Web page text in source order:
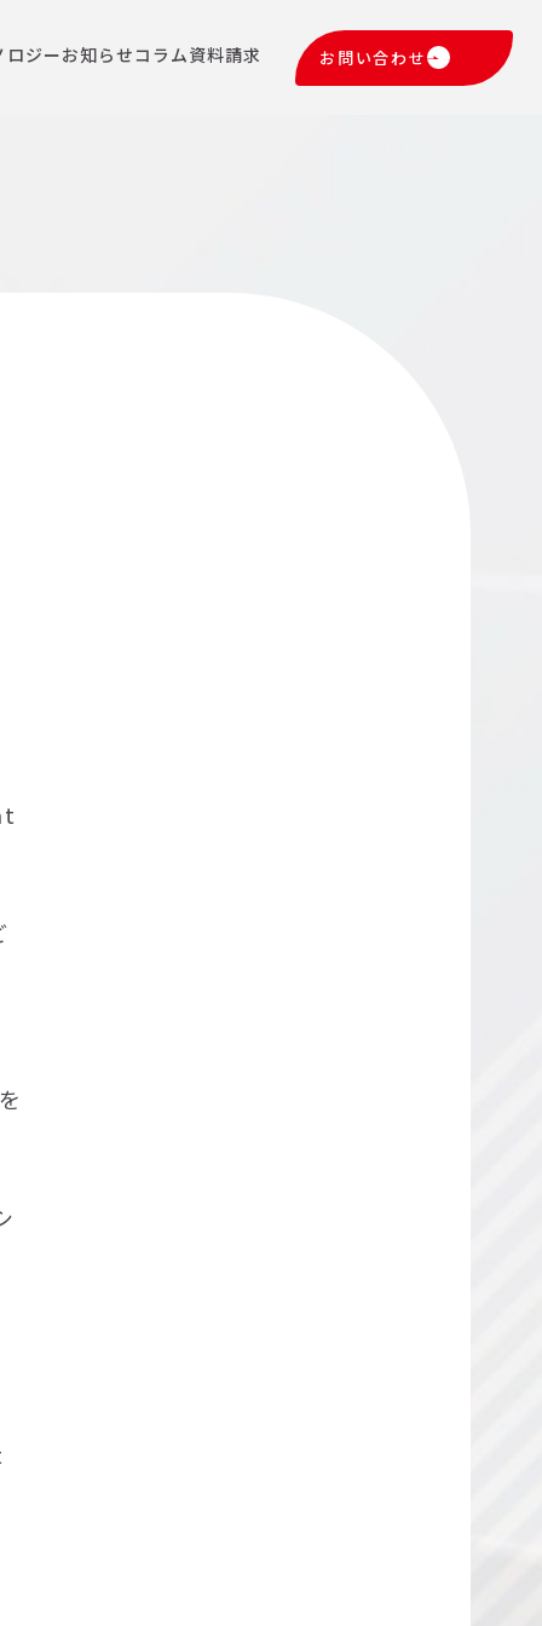
ロジーお知らせコラム資料請求 お問い合わせ